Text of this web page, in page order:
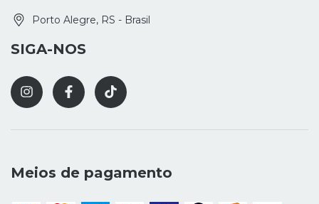
Porto Alegre, RS - Brasil
SIGA-NOS
Meios de pagamento